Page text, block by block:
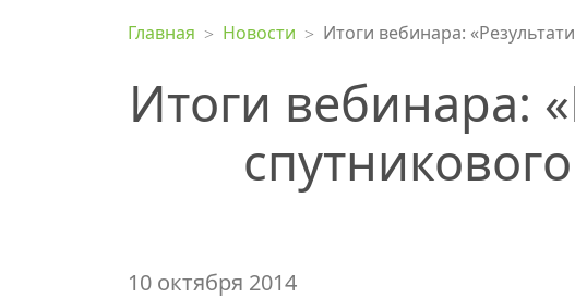
Главная Новости Итоги вебинара:
Итоги вебинара:
10 октября 2014